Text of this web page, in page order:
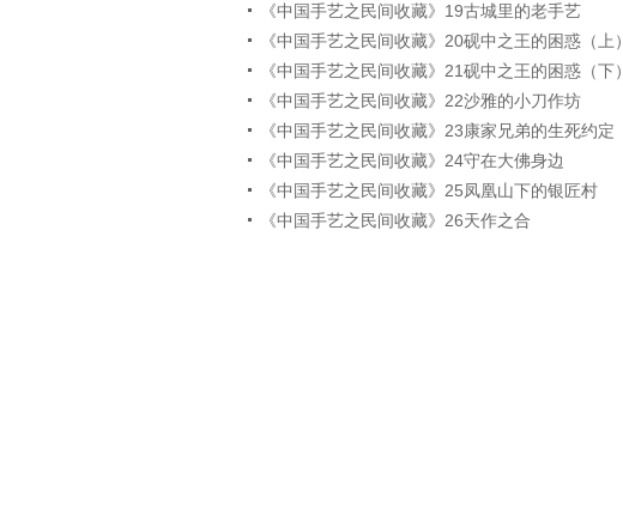
《中国手艺之民间收藏》19古城里的老手艺
《中国手艺之民间收藏》20砚中之王的困惑（上）
《中国手艺之民间收藏》21砚中之王的困惑（下）
《中国手艺之民间收藏》22沙雅的小刀作坊
《中国手艺之民间收藏》23康家兄弟的生死约定
《中国手艺之民间收藏》24守在大佛身边
《中国手艺之民间收藏》25凤凰山下的银匠村
《中国手艺之民间收藏》26天作之合